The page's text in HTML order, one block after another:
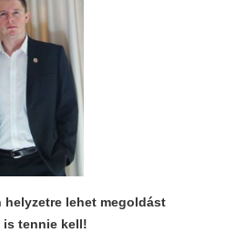
helyzetre lehet megoldást
is tennie kell!